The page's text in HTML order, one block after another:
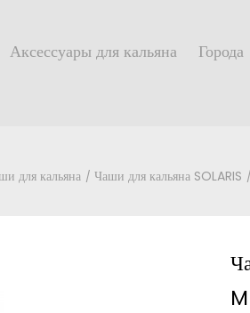
Аксессуары для кальяна
Города
для кальяна Чаши для кальяна SOLARIS